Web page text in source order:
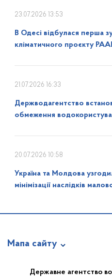
23.07.2026 13:53
В Одесі відбулася перша
кліматичного проєкту
21.07.2026 16:33
Держводагентство
обмеження
20.07.2026 10:58
Україна та Молдова
мінімізації наслідків
Мапа сайту
Про відомство
Державне агентство